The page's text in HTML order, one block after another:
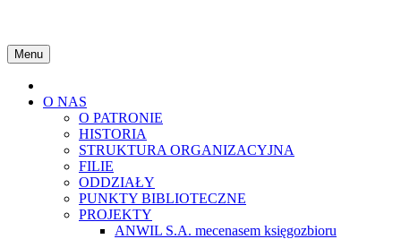
Menu
O NAS
O PATRONIE
HISTORIA
STRUKTURA ORGANIZACYJNA
FILIE
ODDZIAŁY
PUNKTY BIBLIOTECZNE
PROJEKTY
ANWIL S.A. mecenasem księgozbioru